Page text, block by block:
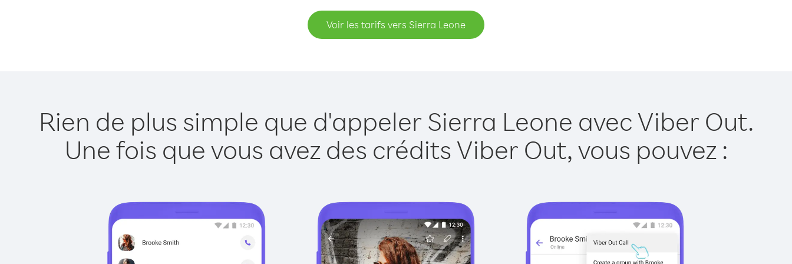
Voir les tarifs vers Sierra Leone
Rien de plus simple que d'appeler Sierra Leone avec Viber Out.
Une fois que vous avez des crédits Viber Out, vous pouvez :